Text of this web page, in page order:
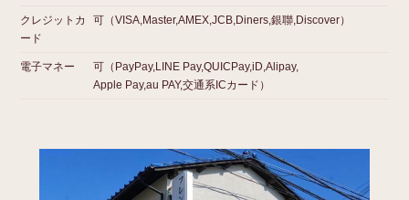
クレジットカ
ード
可（VISA,Master,AMEX,JCB,Diners,銀聯,Discover）
電子マネー
可（PayPay,LINE Pay,QUICPay,iD,Alipay,
Apple Pay,au PAY,交通系ICカード）